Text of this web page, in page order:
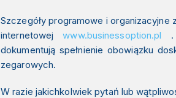
Szczegóły programowe i organizacyjne
internetowejwww.businessoption.pl .
dokumentująspełnienie obowiązku
zegarowych.
W razie jakichkolwiek pytań lub